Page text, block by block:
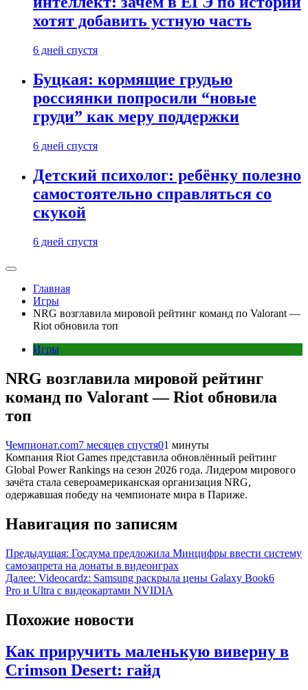
хотят добавить устную часть
6 дней спустя
Буцкая: кормящие грудью
россиянки попросили “новые
груди” как меру поддержки
6 дней спустя
Детский психолог: ребёнку полезно
самостоятельно справляться со
скукой
6 дней спустя
Главная
Игры
NRG возглавила мировой рейтинг команд по Valorant —
Riot обновила топ
Игры
NRG возглавила мировой рейтинг
команд по Valorant — Riot обновила
топ
Чемпионат.com7 месяцев спустя01 минуты
Компания Riot Games представила обновлённый рейтинг
Global Power Rankings на сезон 2026 года. Лидером мирового
зачёта стала североамериканская организация NRG,
одержавшая победу на чемпионате мира в Париже.
Навигация по записям
Предыдущая: Госдума предложила Минцифры ввести систему
самозапрета на донаты в видеоиграх
Далее: Videocardz: Samsung раскрыла цены Galaxy Book6
Pro и Ultra с видеокартами NVIDIA
Похожие новости
Как приручить маленькую виверну в
Crimson Desert: гайд